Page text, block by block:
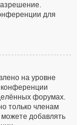
для
на уровне
форумах.
только членам
добавлять